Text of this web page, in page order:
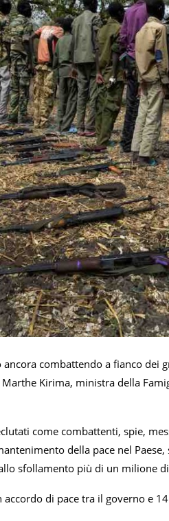
combattendo a fianco dei
Kirima, ministra della
come combattenti, spie,
della pace nel
sfollamento più di un milione
accordo di pace tra il governo e